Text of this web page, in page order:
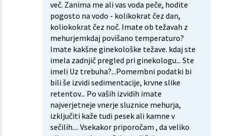
več. Zanima me ali vas voda peče, hodite
pogosto na vodo - kolikokrat čez dan,
koliokokrat čez noč. Imate ob težavah z
mehurjemkdaj povišano temperaturo?
Imate kakšne ginekološke težave. kdaj ste
imela zadnjič pregled pri ginekologu... Ste
imeli Uz trebuha?...Pomembni podatki bi
bili še izvidi sedimentacije, krvne slike
retentov... Po vaših izvidih imate
najverjetneje vnerje sluznice mehurja,
izključiti kaže tudi pesek ali kamne v
sečilih.... Vsekakor priporočam , da veliko